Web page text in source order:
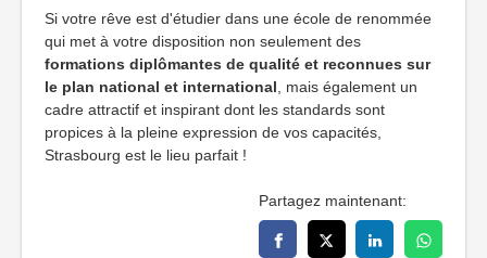
Si votre rêve est d'étudier dans une école de renommée
qui met à votre disposition non seulement des
formations diplômantes de qualité et reconnues sur
le plan national et international , mais également un
cadre attractif et inspirant dont les standards sont
propices à la pleine expression de vos capacités,
Strasbourg est le lieu parfait !
Partagez maintenant: